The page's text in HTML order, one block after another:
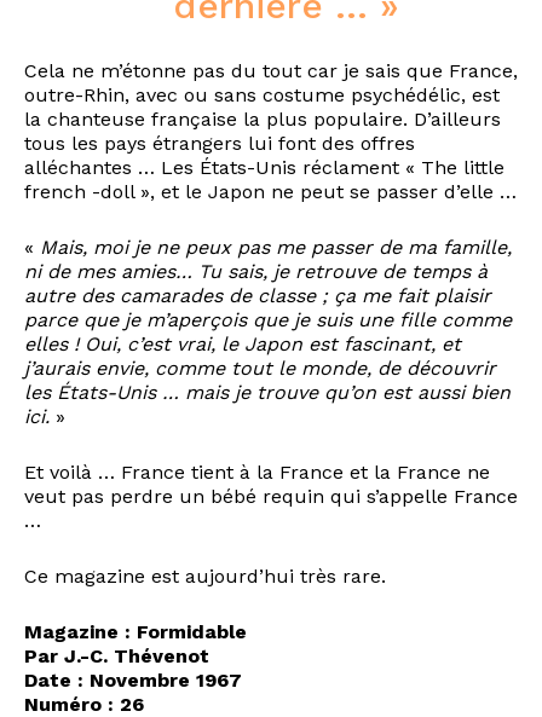
Cela ne m’étonne pas du tout car je sais que France,
outre-Rhin, avec ou sans costume psychédélic, est
la chanteuse française la plus populaire. D’ailleurs
tous les pays étrangers lui font des offres
alléchantes … Les États-Unis réclament « The little
french -doll », et le Japon ne peut se passer d’elle …
« Mais, moi je ne peux pas me passer de ma famille,
ni de mes amies… Tu sais, je retrouve de temps à
autre des camarades de classe ; ça me fait plaisir
parce que je m’aperçois que je suis une fille comme
elles ! Oui, c’est vrai, le Japon est fascinant, et
j’aurais envie, comme tout le monde, de découvrir
les États-Unis … mais je trouve qu’on est aussi bien
ici. »
Et voilà … France tient à la France et la France ne
veut pas perdre un bébé requin qui s’appelle France
…
Ce magazine est aujourd’hui très rare.
Magazine : Formidable
Par J.-C. Thévenot
Date : Novembre 1967
Numéro : 26